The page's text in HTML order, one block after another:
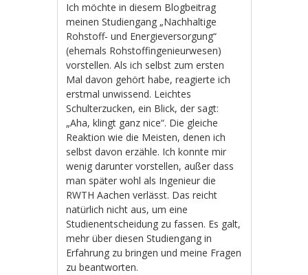
Ich möchte in diesem Blogbeitrag
meinen Studiengang „Nachhaltige
Rohstoff- und Energieversorgung“
(ehemals Rohstoffingenieurwesen)
vorstellen. Als ich selbst zum ersten
Mal davon gehört habe, reagierte ich
erstmal unwissend. Leichtes
Schulterzucken, ein Blick, der sagt:
„Aha, klingt ganz nice“. Die gleiche
Reaktion wie die Meisten, denen ich
selbst davon erzähle. Ich konnte mir
wenig darunter vorstellen, außer dass
man später wohl als Ingenieur die
RWTH Aachen verlässt. Das reicht
natürlich nicht aus, um eine
Studienentscheidung zu fassen. Es galt,
mehr über diesen Studiengang in
Erfahrung zu bringen und meine Fragen
zu beantworten.